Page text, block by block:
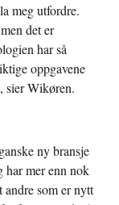
meg utfordre.
det er
har så
oppgavene
sier Wikøren.
ny bransje
har mer enn nok
som er nytt